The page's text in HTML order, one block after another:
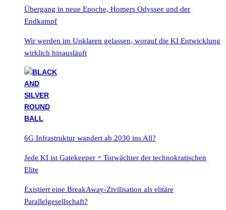
Übergang in neue Epoche, Homers Odyssee und der
Endkampf
Wir werden im Unklaren gelassen, worauf die KI Entwicklung
wirklich hinausläuft
6G Infrastruktur wandert ab 2030 ins All?
Jede KI ist Gatekeeper = Torwächter der technokratischen
Elite
Existiert eine BreakAway-Zivilisation als elitäre
Parallelgesellschaft?